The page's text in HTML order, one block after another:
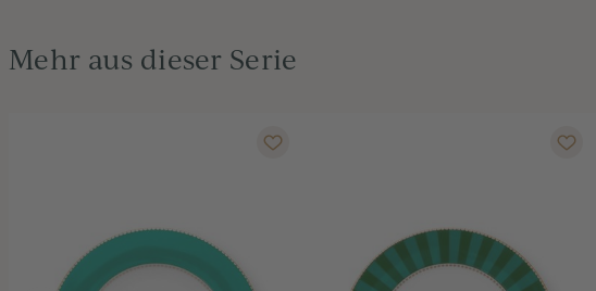
Mehr aus dieser Serie